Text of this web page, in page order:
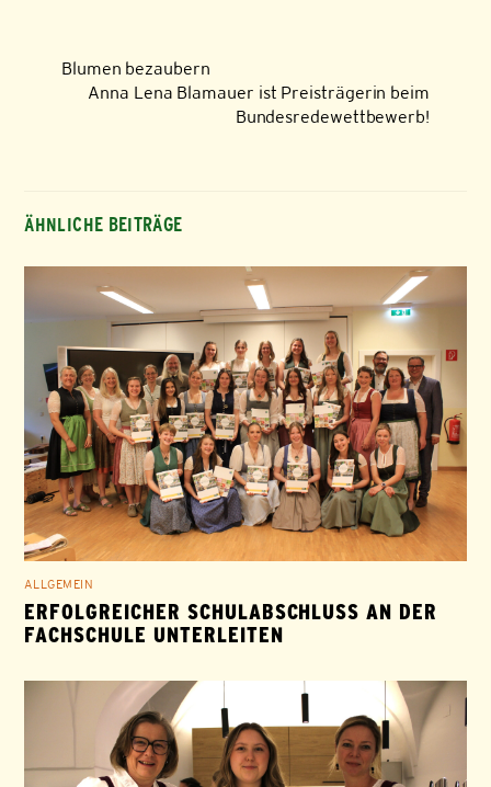
Blumen bezaubern
Anna Lena Blamauer ist Preisträgerin beim
Bundesredewettbewerb!
ÄHNLICHE BEITRÄGE
ALLGEMEIN
ERFOLGREICHER SCHULABSCHLUSS AN DER
FACHSCHULE UNTERLEITEN